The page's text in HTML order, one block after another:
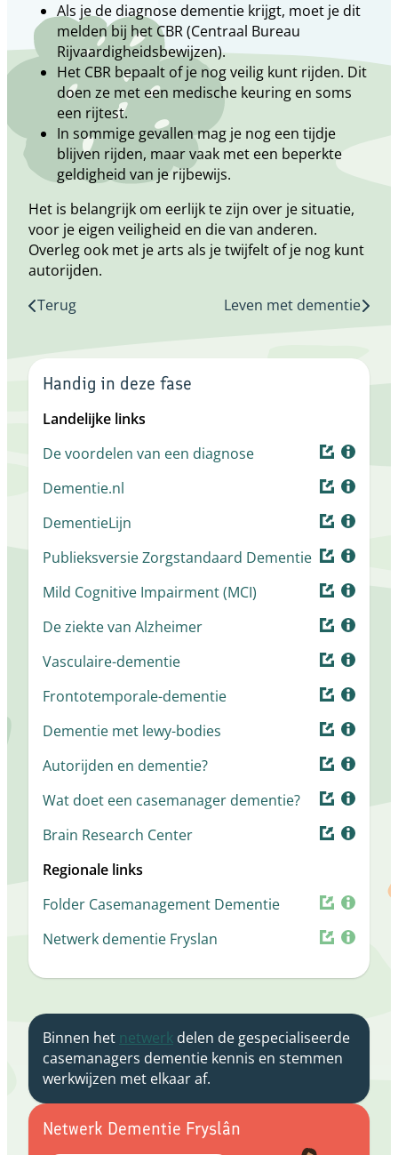
Als je de diagnose dementie krijgt, moet je dit
melden bij het CBR (Centraal Bureau
Rijvaardigheidsbewijzen).
Het CBR bepaalt of je nog veilig kunt rijden. Dit
doen ze met een medische keuring en soms
een rijtest.
In sommige gevallen mag je nog een tijdje
blijven rijden, maar vaak met een beperkte
geldigheid van je rijbewijs.
Het is belangrijk om eerlijk te zijn over je situatie,
voor je eigen veiligheid en die van anderen.
Overleg ook met je arts als je twijfelt of je nog kunt
autorijden.
Terug
Leven met dementie
Handig in deze fase
Landelijke links
De voordelen van een diagnose
Dementie.nl
DementieLijn
Publieksversie Zorgstandaard Dementie
Mild Cognitive Impairment (MCI)
De ziekte van Alzheimer
Vasculaire-dementie
Frontotemporale-dementie
Dementie met lewy-bodies
Autorijden en dementie?
Wat doet een casemanager dementie?
Brain Research Center
Regionale links
Folder Casemanagement Dementie
Netwerk dementie Fryslan
Binnen het netwerk delen de gespecialiseerde
casemanagers dementie kennis en stemmen
werkwijzen met elkaar af.
Netwerk Dementie Fryslân